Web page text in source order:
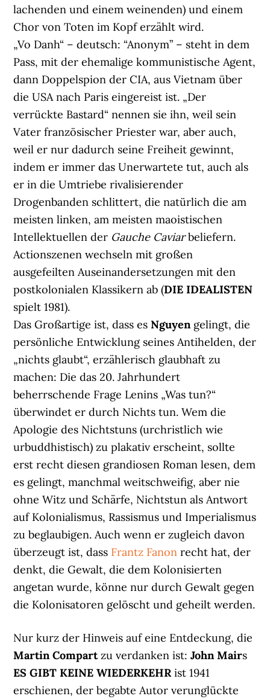
lachenden und einem weinenden) und einem
Chor von Toten im Kopf erzählt wird.
„Vo Danh“ – deutsch: “Anonym” – steht in dem
Pass, mit der ehemalige kommunistische Agent,
dann Doppelspion der CIA, aus Vietnam über
die USA nach Paris eingereist ist. „Der
verrückte Bastard“ nennen sie ihn, weil sein
Vater französischer Priester war, aber auch,
weil er nur dadurch seine Freiheit gewinnt,
indem er immer das Unerwartete tut, auch als
er in die Umtriebe rivalisierender
Drogenbanden schlittert, die natürlich die am
meisten linken, am meisten maoistischen
Intellektuellen der Gauche Caviarbeliefern.
Actionszenen wechseln mit großen
ausgefeilten Auseinandersetzungen mit den
postkolonialen Klassikern ab (DIE IDEALISTEN
spielt 1981).
Das Großartige ist, dass esNguyengelingt, die
persönliche Entwicklung seines Antihelden, der
„nichts glaubt“, erzählerisch glaubhaft zu
machen: Die das 20. Jahrhundert
beherrschende Frage Lenins „Was tun?“
überwindet er durch Nichts tun. Wem die
Apologie des Nichtstuns (urchristlich wie
urbuddhistisch) zu plakativ erscheint, sollte
erst recht diesen grandiosen Roman lesen, dem
es gelingt, manchmal weitschweifig, aber nie
ohne Witz und Schärfe, Nichtstun als Antwort
auf Kolonialismus, Rassismus und Imperialismus
zu beglaubigen. Auch wenn er zugleich davon
überzeugt ist, dass Frantz Fanon recht hat, der
denkt, die Gewalt, die dem Kolonisierten
angetan wurde, könne nur durch Gewalt gegen
die Kolonisatoren gelöscht und geheilt werden.
Nur kurz der Hinweis auf eine Entdeckung, die
Martin Compartzu verdanken ist:John Mairs
ES GIBT KEINE WIEDERKEHRist 1941
erschienen, der begabte Autor verunglückte